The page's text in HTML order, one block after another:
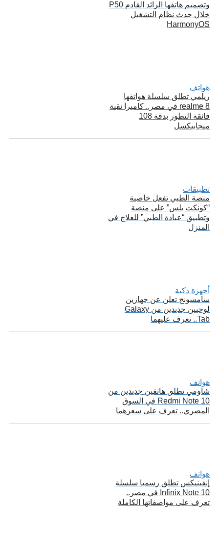
وتصميم هاتفها الرائد القادم P50
خلال حدث نظام التشغيل
HarmonyOS
هواتف
ريلمي تطلق سلسلة هواتفها
realme 8 في مصر.. كاميرا نقية
فائقة التطور بدقة 108
ميجابيكسل
تطبيقات
منصة الطبي تفعل خاصية
“كونكت بلس” على منصة
وتطبيق “عيادة الطبي” للعلاج في
المنزل
أجهزة ذكية
سامسونج تعلن عن جهازين
لوحيين جديدين من Galaxy
Tab.. تعرف عليهما
هواتف
شاومي تطلق هاتفين جديدين من
Redmi Note 10 في السوق
المصري.. تعرف على سعرهما
هواتف
إنفينيكس تطلق رسميا سلسلة
Infinix Note 10 في مصر..
تعرف على مواصفاتها الكاملة